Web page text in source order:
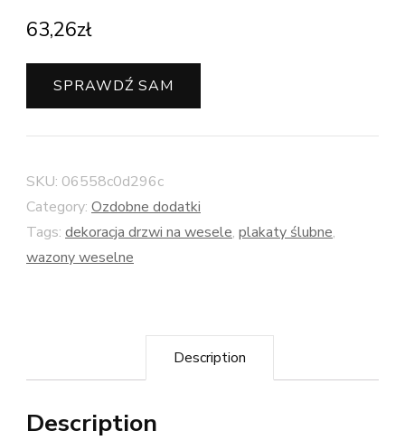
63,26zł
SPRAWDŹ SAM
SKU: 06558c0d296c
Category: Ozdobne dodatki
Tags: dekoracja drzwi na wesele, plakaty ślubne,
wazony weselne
Description
Description